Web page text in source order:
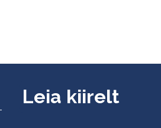
Leia kiirelt